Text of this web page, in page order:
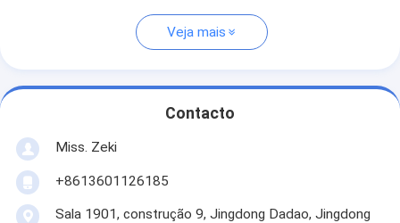
Veja mais
Contacto
Miss. Zeki
+8613601126185
Sala 1901, construção 9, Jingdong Dadao, Jingdong